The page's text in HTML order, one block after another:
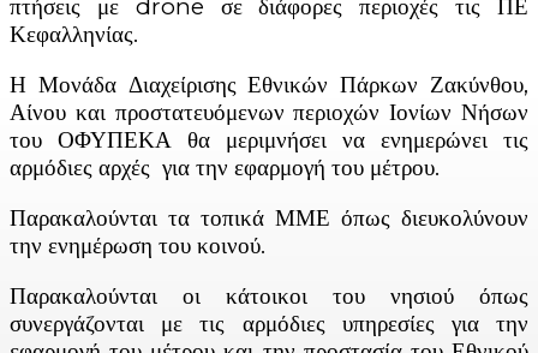
πτήσεις με drone σε διάφορες περιοχές τις ΠΕ
Κεφαλληνίας.
Η Μονάδα Διαχείρισης Εθνικών Πάρκων Ζακύνθου,
Αίνου και προστατευόμενων περιοχών Ιονίων Νήσων
του ΟΦΥΠΕΚΑ θα μεριμνήσει να ενημερώνει τις
αρμόδιες αρχές για την εφαρμογή του μέτρου.
Παρακαλούνται τα τοπικά ΜΜΕ όπως διευκολύνουν
την ενημέρωση του κοινού.
Παρακαλούνται οι κάτοικοι του νησιού όπως
συνεργάζονται με τις αρμόδιες υπηρεσίες για την